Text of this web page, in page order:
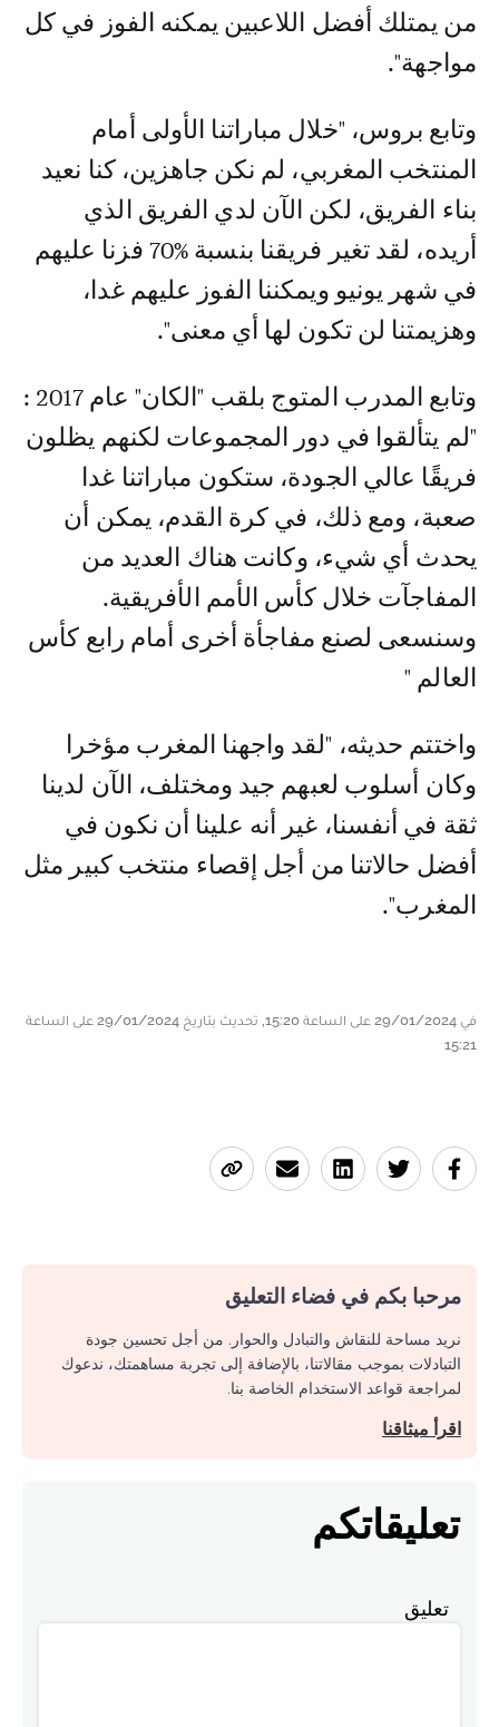
من يمتلك أفضل اللاعبين يمكنه الفوز في كل
مواجهة".
وتابع بروس، "خلال مباراتنا الأولى أمام
المنتخب المغربي، لم نكن جاهزين، كنا نعيد
بناء الفريق، لكن الآن لدي الفريق الذي
أريده، لقد تغير فريقنا بنسبة %70 فزنا عليهم
في شهر يونيو ويمكننا الفوز عليهم غدا،
وهزيمتنا لن تكون لها أي معنى".
وتابع المدرب المتوج بلقب "الكان" عام 2017 :
"لم يتألقوا في دور المجموعات لكنهم يظلون
فريقًا عالي الجودة، ستكون مباراتنا غدا
صعبة، ومع ذلك، في كرة القدم، يمكن أن
يحدث أي شيء، وكانت هناك العديد من
المفاجآت خلال كأس الأمم الأفريقية.
وسنسعى لصنع مفاجأة أخرى أمام رابع كأس
العالم "
واختتم حديثه، "لقد واجهنا المغرب مؤخرا
وكان أسلوب لعبهم جيد ومختلف، الآن لدينا
ثقة في أنفسنا، غير أنه علينا أن نكون في
أفضل حالاتنا من أجل إقصاء منتخب كبير مثل
المغرب".
في 29/01/2024 على الساعة 15:20, تحديث بتاريخ 29/01/2024 على الساعة
15:21
مرحبا بكم في فضاء التعليق
نريد مساحة للنقاش والتبادل والحوار. من أجل تحسين جودة
التبادلات بموجب مقالاتنا، بالإضافة إلى تجربة مساهمتك، ندعوك
لمراجعة قواعد الاستخدام الخاصة بنا.
اقرأ ميثاقنا
تعليقاتكم
تعليق